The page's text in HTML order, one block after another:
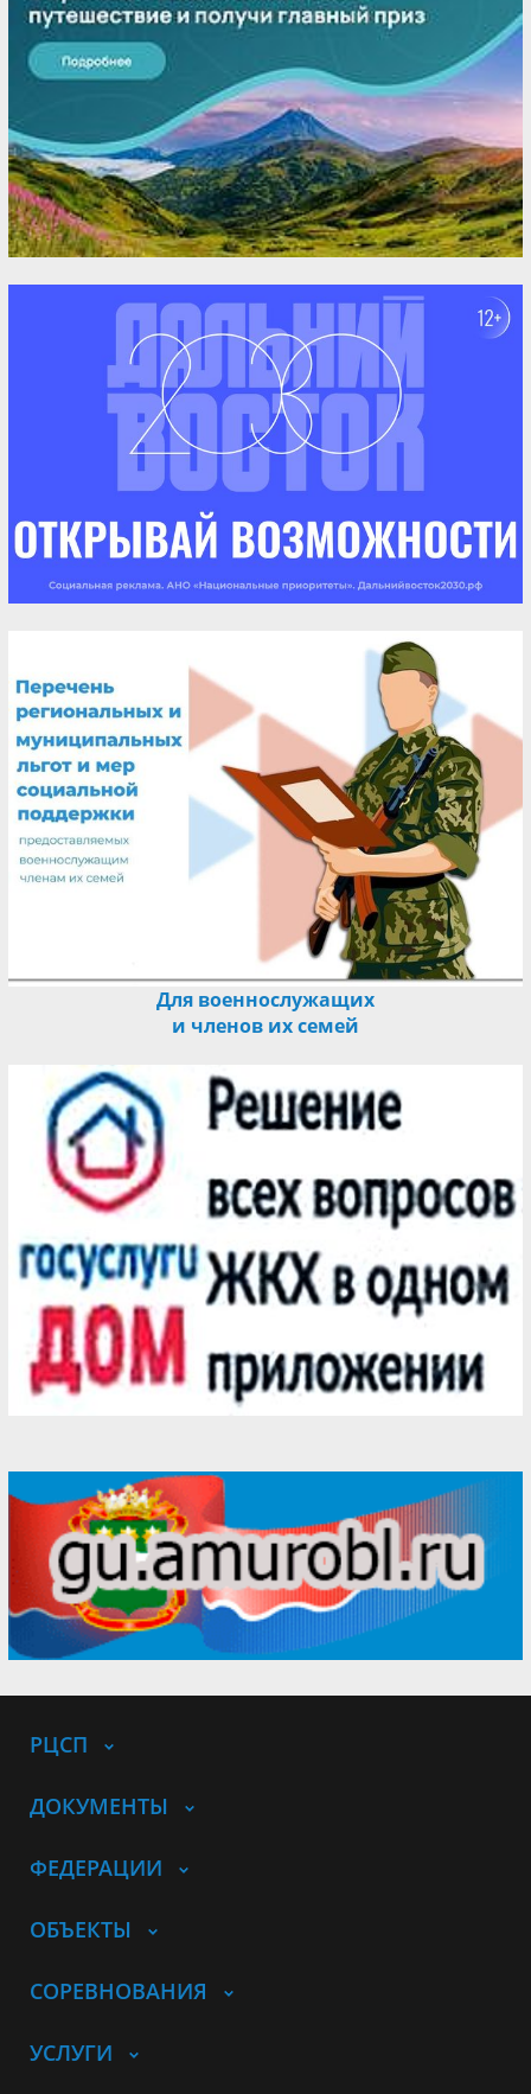
Для военнослужащих
и членов их семей
РЦСП
ДОКУМЕНТЫ
ФЕДЕРАЦИИ
ОБЪЕКТЫ
СОРЕВНОВАНИЯ
УСЛУГИ